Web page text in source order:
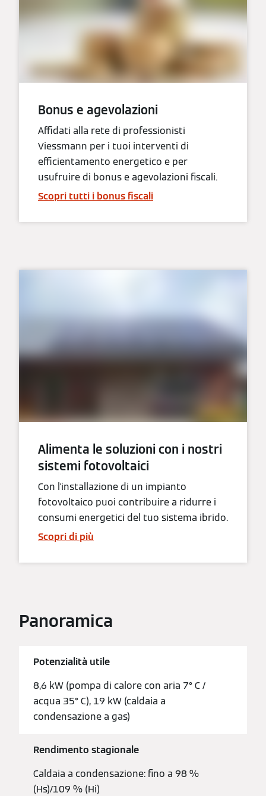
Bonus e agevolazioni
Affidati alla rete di professionisti
Viessmann per i tuoi interventi di
efficientamento energetico e per
usufruire di bonus e agevolazioni fiscali.
Scopri tutti i bonus fiscali
Alimenta le soluzioni con i nostri
sistemi fotovoltaici
Con l'installazione di un impianto
fotovoltaico puoi contribuire a ridurre i
consumi energetici del tuo sistema ibrido.
Scopri di più
Panoramica
Potenzialità utile
8,6 kW (pompa di calore con aria 7° C /
acqua 35° C), 19 kW (caldaia a
condensazione a gas)
Rendimento stagionale
Caldaia a condensazione: fino a 98 %
(Hs)/109 % (Hi)